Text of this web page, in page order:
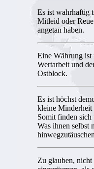
Es ist wahrhaftig
Mitleid oder
angetan haben.
Eine Währung
Wertarbeit und
Ostblock.
Es ist höchst
kleine Minderheit
Somit finden
Was ihnen selbst
Zu glauben,